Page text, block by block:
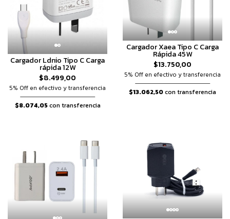
Cargador Ldnio Tipo C Carga
rápida 12W
$8.499,00
5% Off en efectivo y transferencia
$8.074,05con transferencia
Cargador Xaea Tipo C Carga
Rápida 45W
$13.750,00
5% Off en efectivo y transferencia
$13.062,50con transferencia